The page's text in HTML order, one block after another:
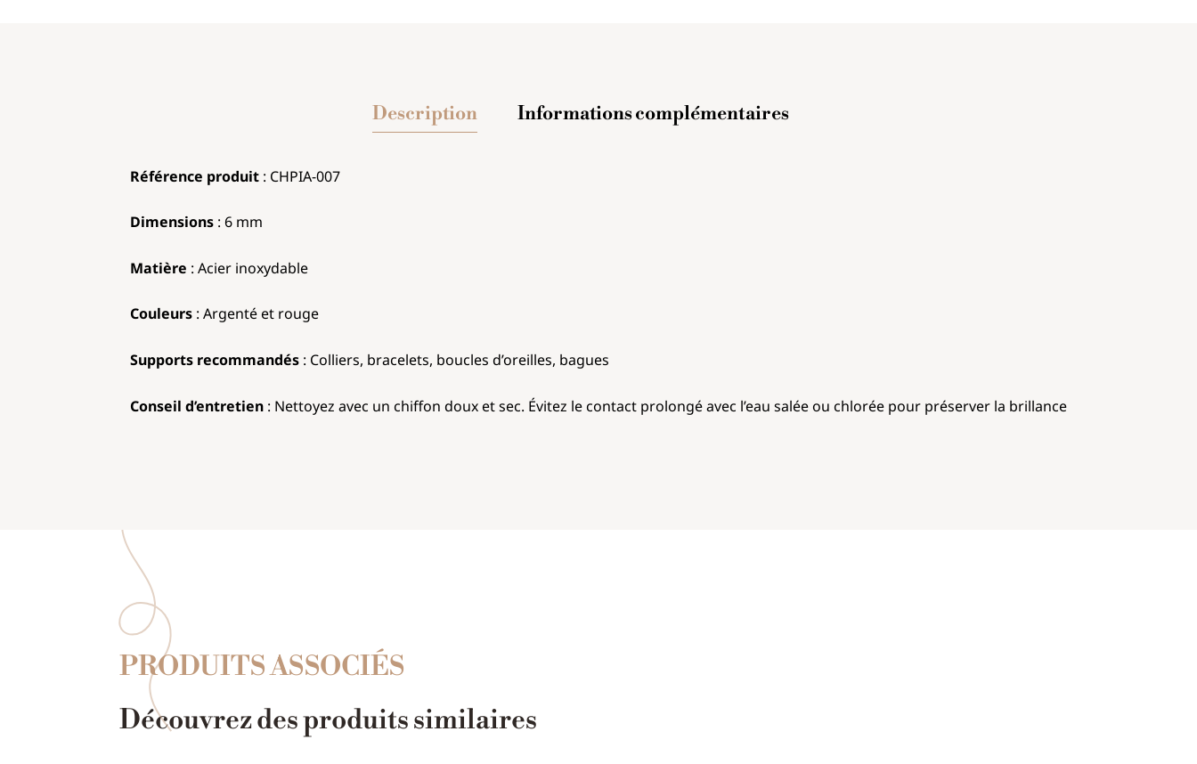
Description Informations complémentaires
Référence produit : CHPIA-007
Dimensions : 6 mm
Matière : Acier inoxydable
Couleurs : Argenté et rouge
Supports recommandés : Colliers, bracelets, boucles d’oreilles, bagues
Conseil d’entretien : Nettoyez avec un chiffon doux et sec. Évitez le contact prolongé avec l’eau salée ou chlorée pour préserver la brillance
PRODUITS ASSOCIÉS
Découvrez des produits similaires